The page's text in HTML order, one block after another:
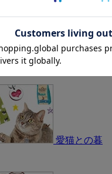
愛犬との暮
愛猫との暮